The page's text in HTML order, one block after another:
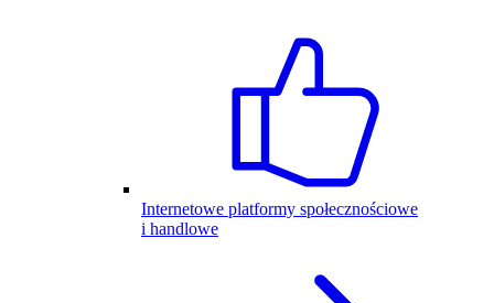
Internetowe platformy społecznościowe
i handlowe